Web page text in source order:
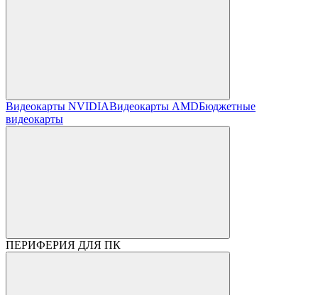
Видеокарты NVIDIAВидеокарты AMDБюджетные
видеокарты
ПЕРИФЕРИЯ ДЛЯ ПК